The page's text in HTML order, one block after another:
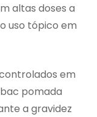
altas doses a
uso tópico em
em
pomada
a gravidez